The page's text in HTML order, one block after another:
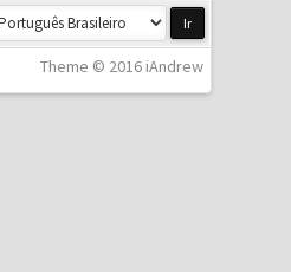
Theme © 2016 iAndrew